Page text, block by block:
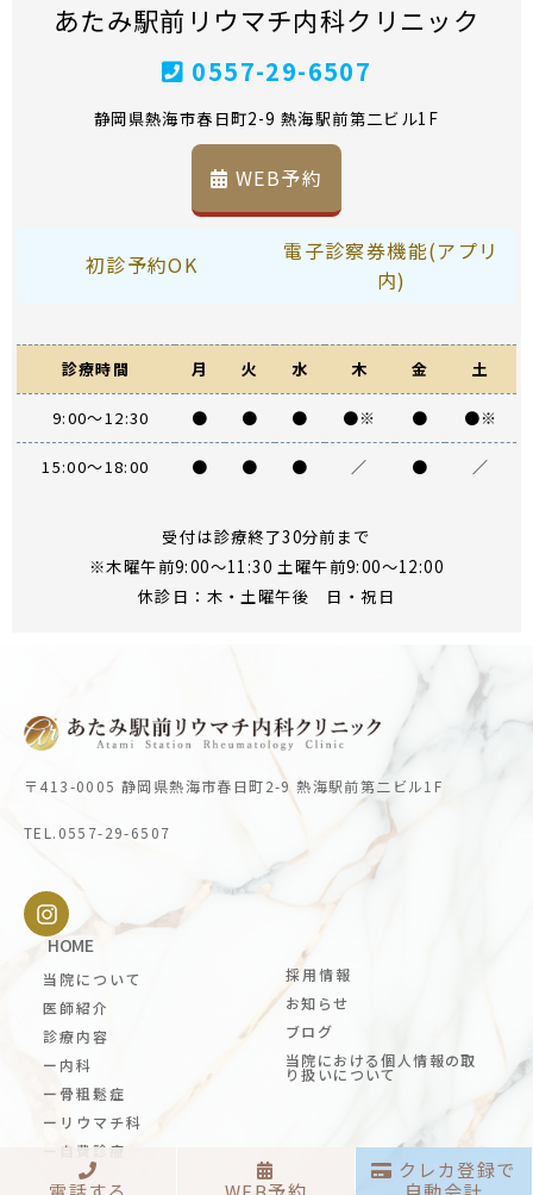
あたみ駅前リウマチ内科クリニック
0557-29-6507
静岡県熱海市春日町2-9 熱海駅前第二ビル1F
WEB予約
初診予約OK
電子診察券機能(アプリ
内)
診療時間 月 火 水 木 金 土
9:00～12:30 ● ● ● ●※ ● ●※
15:00～18:00 ● ● ● ／ ● ／
受付は診療終了30分前まで
※木曜午前9:00～11:30 土曜午前9:00～12:00
休診日：木・土曜午後 日・祝日
〒413-0005 静岡県熱海市春日町2-9 熱海駅前第二ビル1F
TEL.0557-29-6507
HOME
当院について
医師紹介
診療内容
ー内科
ー骨粗鬆症
ーリウマチ科
ー自費診療
採用情報
お知らせ
ブログ
当院における個人情報の取
り扱いについて
クレカ登録で